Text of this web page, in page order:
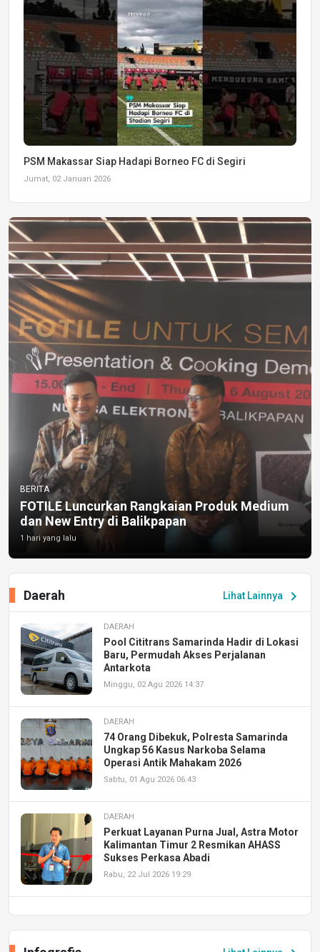
PSM Makassar Siap Hadapi Borneo FC di Segiri
Jumat, 02 Januari 2026
BERITA
FOTILE Luncurkan Rangkaian Produk Medium
dan New Entry di Balikpapan
1 hari yang lalu
Lihat Lainnya chevron_right
Daerah
DAERAH
Pool Cititrans Samarinda Hadir di Lokasi
Baru, Permudah Akses Perjalanan
Antarkota
Minggu, 02 Agu 2026 14:37
DAERAH
74 Orang Dibekuk, Polresta Samarinda
Ungkap 56 Kasus Narkoba Selama
Operasi Antik Mahakam 2026
Sabtu, 01 Agu 2026 06:43
DAERAH
Perkuat Layanan Purna Jual, Astra Motor
Kalimantan Timur 2 Resmikan AHASS
Sukses Perkasa Abadi
Rabu, 22 Jul 2026 19:29